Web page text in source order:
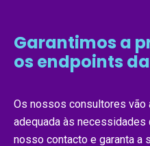
Garantimos a
os endpoints
Os nossos consultores vão
adequada às necessidades
nosso contacto e garanta a